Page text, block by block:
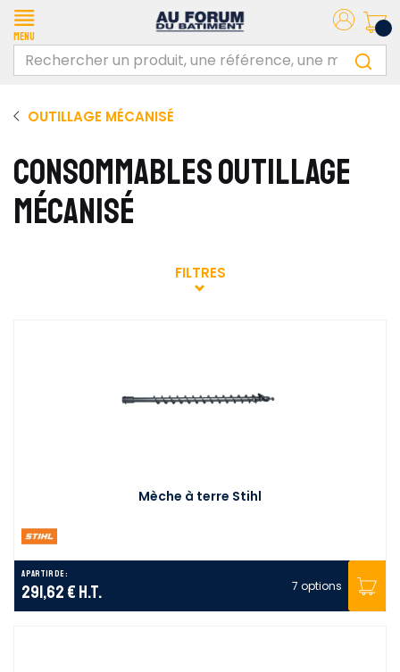
Menu
OUTILLAGE MÉCANISÉ
CONSOMMABLES OUTILLAGE
MÉCANISÉ
FILTRES
Mèche à terre Stihl
A partir de :
291,62 € H.T. 7 options